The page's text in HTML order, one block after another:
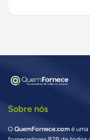
Sobre nós
O QuemFornece.com é